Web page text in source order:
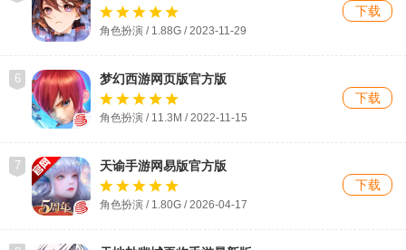
角色扮演 / 1.88G / 2023-11-29
下载
6 梦幻西游网页版官方版
角色扮演 / 11.3M / 2022-11-15
下载
7 天谕手游网易版官方版
角色扮演 / 1.80G / 2026-04-17
下载